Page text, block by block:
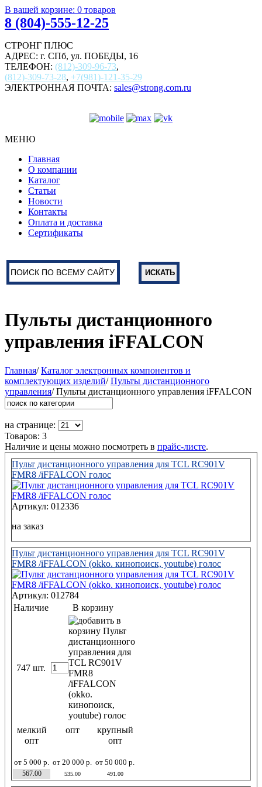
В вашей корзине: 0 товаров
8 (804)-555-12-25
СТРОНГ ПЛЮС
АДРЕС: г. СПб, ул. ПОБЕДЫ, 16
ТЕЛЕФОН: (812)-309-96-73,
(812)-309-73-28, +7(981)-121-35-29
ЭЛЕКТРОННАЯ ПОЧТА: sales@strong.com.ru
МЕНЮ
Главная
О компании
Каталог
Статьи
Новости
Контакты
Оплата и доставка
Сертификаты
Пульты дистанционного
управления iFFALCON
Главная/Каталог электронных компонентов и
комплектующих изделий/Пульты дистанционного
управления/ Пульты дистанционного управления iFFALCON
на странице:
Товаров: 3
Наличие и цены можно посмотреть в прайс-листе.
Пульт дистанционного управления для TCL RC901V
FMR8 /iFFALCON голос
Артикул: 012336
на заказ
Пульт дистанционного управления для TCL RC901V
FMR8 /iFFALCON (okko. кинопоиск, youtube) голос
Артикул: 012784
Наличие
В корзину
747 шт.
мелкий
опт
от 5 000 р.
опт
от 20 000 р.
крупный
опт
от 50 000 р.
567.00
535.00 491.00